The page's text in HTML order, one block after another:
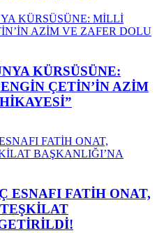
KÜRSÜSÜNE:
ÇETİN’İN AZİM
ESNAFI FATİH ONAT,